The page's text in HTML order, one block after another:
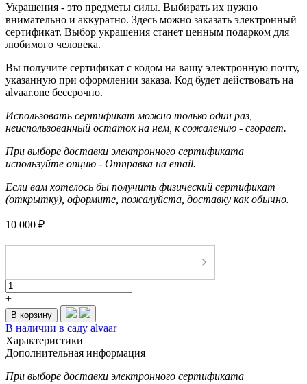
Украшения - это предметы силы. Выбирать их нужно
внимательно и аккуратно. Здесь можно заказать электронный
сертификат. Выбор украшения станет ценным подарком для
любимого человека.
Вы получите сертификат с кодом на вашу электронную почту,
указанную при оформлении заказа. Код будет действовать на
alvaar.one бессрочно.
Использовать сертификат можно только один раз,
неиспользованный остаток на нем, к сожалению - сгорает.
При выборе доставки электронного сертификата
используйте опцию - Отправка на email.
Если вам хотелось бы получить физический сертификат
(открытку), оформите, пожалуйста, доставку как обычно.
10 000 ₽
+
В корзину
В наличии в саду alvaar
Характеристики
Дополнительная информация
При выборе доставки электронного сертификата